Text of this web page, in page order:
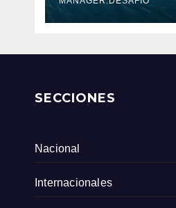
SECCIONES
Nacional
Internacionales